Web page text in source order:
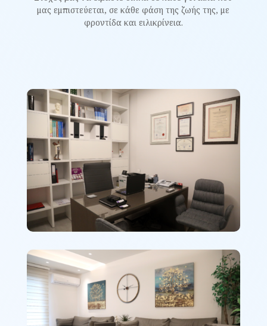
μας εμπιστεύεται, σε κάθε φάση της ζωής της, με
φροντίδα και ειλικρίνεια.